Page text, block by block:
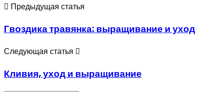
Предыдущая статья
Гвоздика травянка: выращивание и уход
Следующая статья
Кливия, уход и выращивание